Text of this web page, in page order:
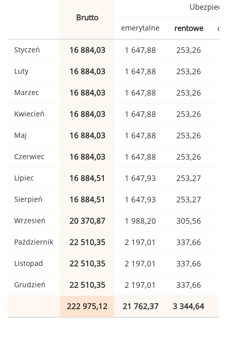
Brutto
emerytalne rentowe
Styczeń 16 884,03 1 647,88 253,26
Luty 16 884,03 1 647,88 253,26
Marzec 16 884,03 1 647,88 253,26
Kwiecień 16 884,03 1 647,88 253,26
Maj 16 884,03 1 647,88 253,26
Czerwiec 16 884,03 1 647,88 253,26
Lipiec 16 884,51 1 647,93 253,27
Sierpień 16 884,51 1 647,93 253,27
Wrzesień 20 370,87 1 988,20 305,56
Październik 22 510,35 2 197,01 337,66
Listopad 22 510,35 2 197,01 337,66
Grudzień 22 510,35 2 197,01 337,66
222 975,12 21 762,37 3 344,64